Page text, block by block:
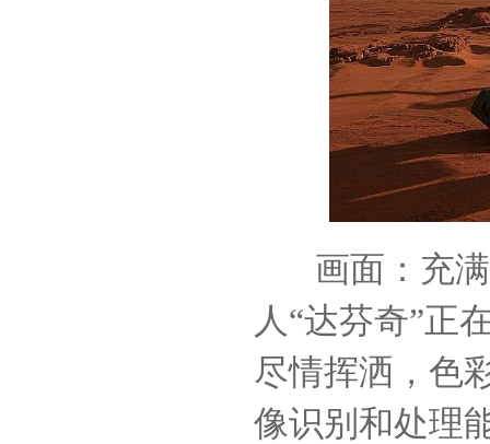
画面：充
人“达芬奇”正
尽情挥洒，色
像识别和处理